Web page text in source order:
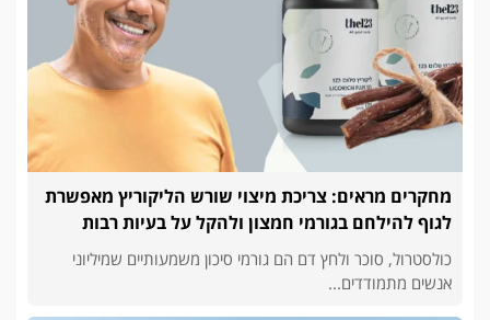
מחקרים מראים: צריכת מיצוי שורש הליקוריץ מאפשרת
לגוף להילחם בגורמי חמצון ולהקל על בעיות רבות
כולסטרול, סוכר ולחץ דם הם גורמי סיכון משמעותיים שמיליוני
אנשים מתמודדים...